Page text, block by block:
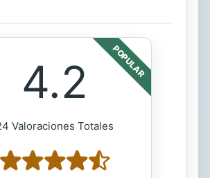
POPULAR
4.2
Valoraciones Totales